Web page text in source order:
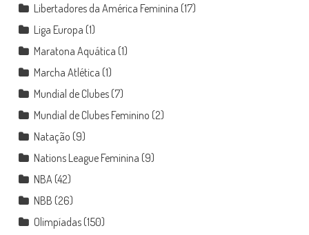
Libertadores da América Feminina (17)
Liga Europa (1)
Maratona Aquática (1)
Marcha Atlética (1)
Mundial de Clubes(7)
Mundial de Clubes Feminino (2)
Natação (9)
Nations League Feminina (9)
NBA (42)
NBB (26)
Olimpíadas(150)